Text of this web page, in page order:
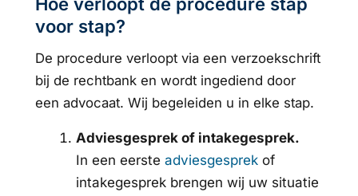
voor stap?
De procedure verloopt via een verzoekschrift
bij de rechtbank en wordt ingediend door
een advocaat. Wij begeleiden u in elke stap.
Adviesgesprek of intakegesprek.
In een eerste adviesgesprekof
intakegesprek brengen wij uw situatie